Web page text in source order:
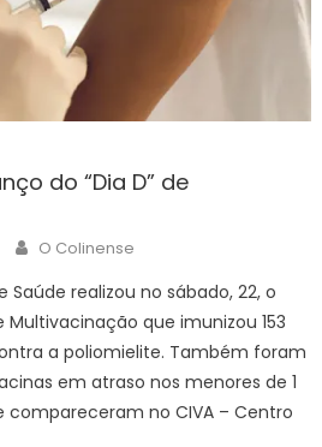
do “Dia D” de
Author
O Colinense
Saúde realizou no sábado, 22, o
Multivacinação que imunizou 153
a poliomielite. Também foram
em atraso nos menores de 1
compareceram no CIVA – Centro